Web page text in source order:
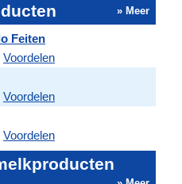
» Meer
Feiten
Voordelen
Voordelen
Voordelen